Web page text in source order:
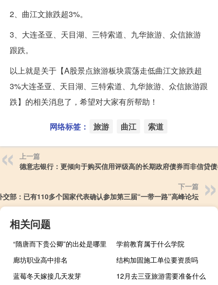
2、曲江文旅跌超3%。
3、大连圣亚、天目湖、三特索道、九华旅游、众信旅游
跟跌。
以上就是关于【A股景点旅游板块震荡走低曲江文旅跌超
3%大连圣亚、天目湖、三特索道、九华旅游、众信旅游跟
跌】的相关消息了，希望对大家有所帮助！
网络标签： 旅游 曲江 索道
上一篇
德意志银行：更倾向于购买信用评级高的长期政府债券而非信贷
下一篇
交部：已有110多个国家代表确认参加第三届“一带一路”高峰论坛
相关问题
“隋唐而下贵公卿”的出处是哪里
学前教育属于什么学院
廊坊职业高中排名
结构加固施工单位要资质吗
蓝莓冬天嫁接几天发芽
12月去三亚旅游需要准备什么